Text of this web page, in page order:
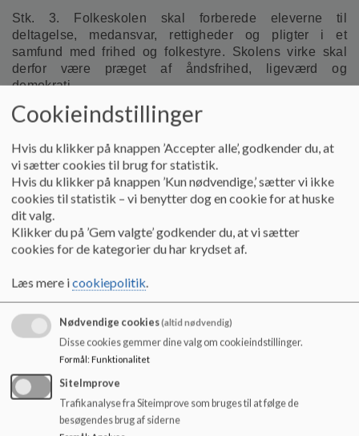
Stk. 3. Folkeskolen skal forberede eleverne til
deltagelse, medansvar, rettigheder og pligter i et
samfund med frihed og folkestyre. Skolens virke skal
derfor være præget af åndsfrihed, ligeværd og
demokrati.
§ 2. Kommunalbestyrelsen har ansvaret for folkeskolen,
Kommunalbestyrelsen har ansvaret for, at alle børn i
kommunen sikres ret til vederlagsfri undervisning i
folkeskolen.
Stk. 2. Den enkelte skoles leder har inden for rammerne
af lovgivningen og kommunalbestyrelsens og
skolebestyrelsens beslutninger ansvaret for
formål, jf. § 1, og fastlægger undervisningens
organisering og tilrettelæggelse.
Stk. 3. Elever og forældre samarbejder med skolen om
at leve op til folkeskolens formål.
Kilde: Folkeskoleloven
Lokalt på skolenarbejder vi ud fra ovenstående. Hver
faglærer sørger for at holde målene og kravene i de enkelte
Cookieindstillinger
Hvis du klikker på knappen ’Accepter alle’, godkender du, at
vi sætter cookies til brug for statistik.
Hvis du klikker på knappen ’Kun nødvendige,’ sætter vi ikke
cookies til statistik – vi benytter dog en cookie for at huske
dit valg.
Klikker du på ’Gem valgte’ godkender du, at vi sætter
cookies for de kategorier du har krydset af.
Læs mere icookiepolitik.
Nødvendige cookies(altid nødvendig)
Disse cookies gemmer dine valg om cookieindstillinger.
Formål: Funktionalitet
SiteImprove
Trafikanalyse fra Siteimprove som bruges til at følge de
besøgendes brug af siderne